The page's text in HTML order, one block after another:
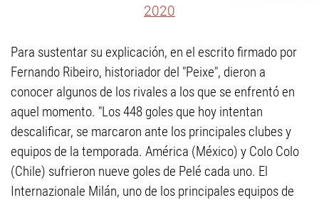
2020
Para sustentar su explicación, en el escrito firmado por
Fernando Ribeiro, historiador del "Peixe", dieron a
conocer algunos de los rivales a los que se enfrentó en
aquel momento. "Los 448 goles que hoy intentan
descalificar, se marcaron ante los principales clubes y
equipos de la temporada. América (México) y Colo Colo
(Chile) sufrieron nueve goles de Pelé cada uno. El
Internazionale Milán, uno de los principales equipos de